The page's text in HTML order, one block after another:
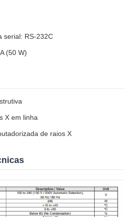
serial: RS-232C
(50 W)
X em linha
de raios X